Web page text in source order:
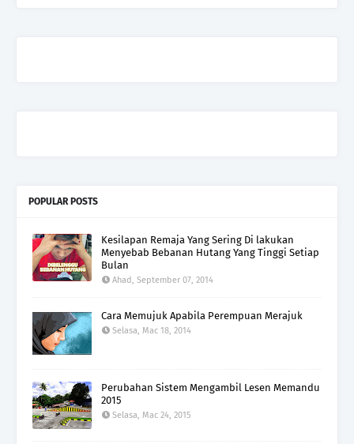
POPULAR POSTS
Kesilapan Remaja Yang Sering Di lakukan
Menyebab Bebanan Hutang Yang Tinggi Setiap
Bulan
Ahad, September 07, 2014
Cara Memujuk Apabila Perempuan Merajuk
Selasa, Mac 18, 2014
Perubahan Sistem Mengambil Lesen Memandu
2015
Selasa, Mac 24, 2015